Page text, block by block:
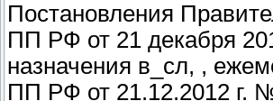
Постановления
ПП РФ от 21 декабря
назначения в_сл, ,
ПП РФ от 21.12.2012 г.